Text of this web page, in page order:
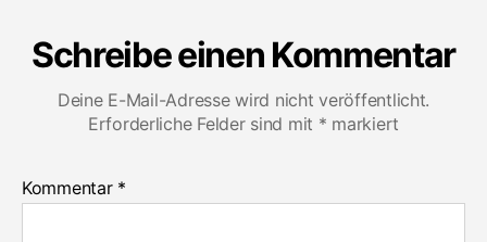
Schreibe einen Kommentar
Deine E-Mail-Adresse wird nicht veröffentlicht.
Erforderliche Felder sind mit * markiert
Kommentar *